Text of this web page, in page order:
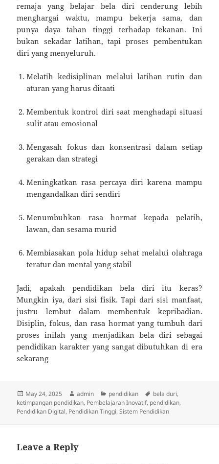
remaja yang belajar bela diri cenderung lebih
menghargai waktu, mampu bekerja sama, dan
punya daya tahan tinggi terhadap tekanan. Ini
bukan sekadar latihan, tapi proses pembentukan
diri yang menyeluruh.
Melatih kedisiplinan melalui latihan rutin dan
aturan yang harus ditaati
Membentuk kontrol diri saat menghadapi situasi
sulit atau emosional
Mengasah fokus dan konsentrasi dalam setiap
gerakan dan strategi
Meningkatkan rasa percaya diri karena mampu
mengandalkan diri sendiri
Menumbuhkan rasa hormat kepada pelatih,
lawan, dan sesama murid
Membiasakan pola hidup sehat melalui olahraga
teratur dan mental yang stabil
Jadi, apakah pendidikan bela diri itu keras?
Mungkin iya, dari sisi fisik. Tapi dari sisi manfaat,
justru lembut dalam membentuk kepribadian.
Disiplin, fokus, dan rasa hormat yang tumbuh dari
proses inilah yang menjadikan bela diri sebagai
pendidikan karakter yang sangat dibutuhkan di era
sekarang
Posted
on
May 24, 2025 Author
admin Categories
pendidikan Tags
bela duri,
ketimpangan pendidikan, Pembelajaran Inovatif, pendidikan,
Pendidikan Digital, Pendidikan Tinggi,Sistem Pendidikan
Leave a Reply